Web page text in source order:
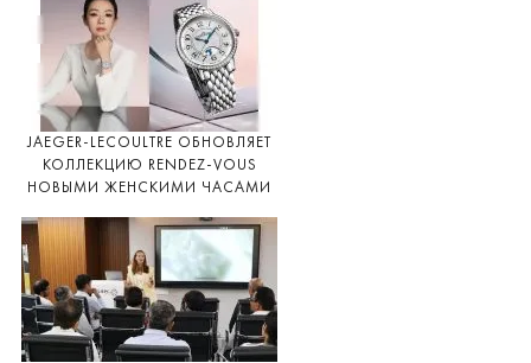
JAEGER-LECOULTRE ОБНОВЛЯЕТ
КОЛЛЕКЦИЮ RENDEZ-VOUS
НОВЫМИ ЖЕНСКИМИ ЧАСАМИ